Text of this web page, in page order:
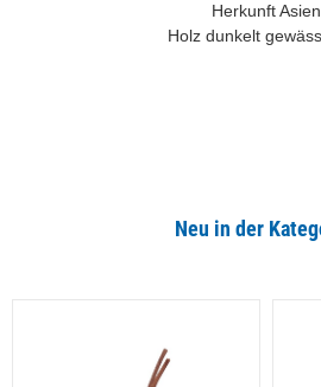
Herkunft Asien
Holz dunkelt
Neu in der